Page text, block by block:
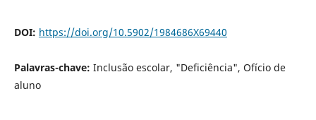
DOI: https://doi.org/10.5902/1984686X69440
Palavras-chave: Inclusão escolar, "Deficiência", Ofício de
aluno